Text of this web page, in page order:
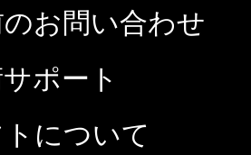
お問い合わせ
ポート
について